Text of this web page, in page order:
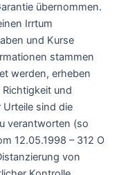
übernommen.
Irrtum
und Kurse
stammen
werden, erheben
und
sind die
verantworten (so
12.05.1998 – 312 O
von